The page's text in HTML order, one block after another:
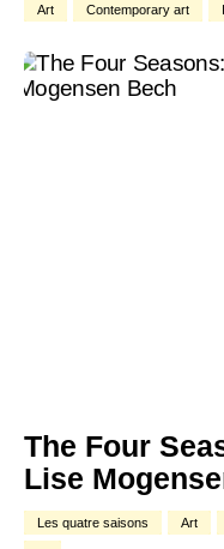
Art Contemporary art
The Four
Lise
Les quatre saisons Art